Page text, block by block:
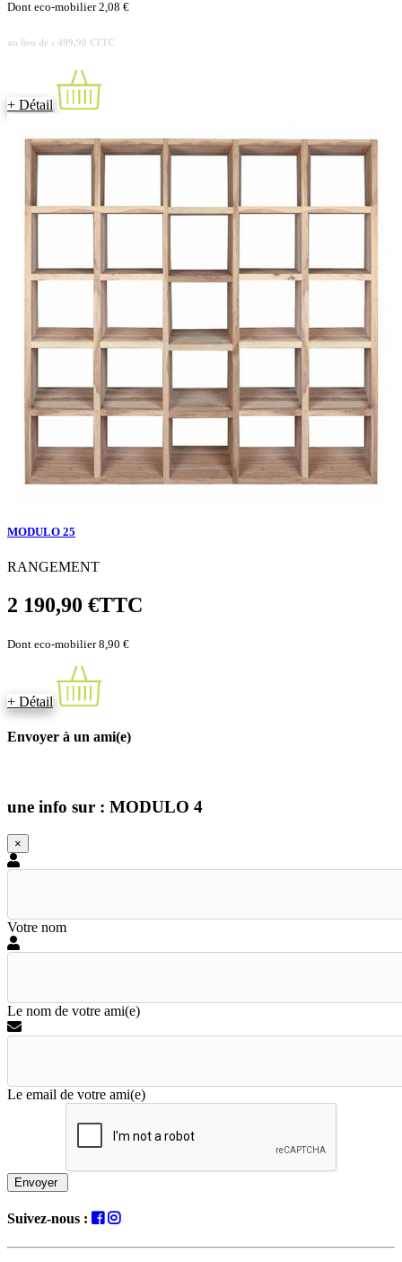
Dont eco-mobilier 2,08 €
au lieu de : 499,90 €TTC
+ Détail
MODULO 25
RANGEMENT
2 190,90 €TTC
Dont eco-mobilier 8,90 €
+ Détail
Envoyer à un ami(e)
une info sur : MODULO 4
×
Votre nom
Le nom de votre ami(e)
Le email de votre ami(e)
Envoyer
Suivez-nous :